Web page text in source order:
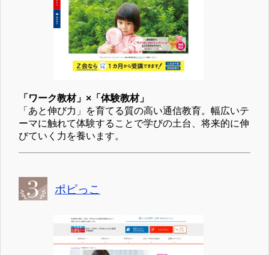
「ワーク教材」×「体験教材」
「あと伸び力」を育てる質の高い通信教育。幅広いテ
ーマに触れて体験することで学びの土台、将来的に伸
びていく力を養います。
ポピっこ